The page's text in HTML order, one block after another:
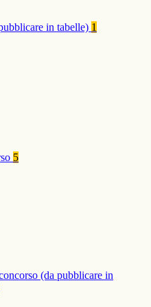
in tabelle) 1
5
(da pubblicare in